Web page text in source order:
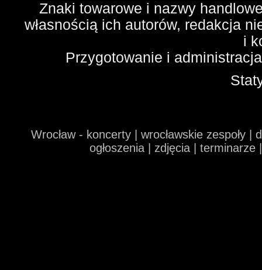
Znaki towarowe i nazwy
własnością ich autorów, redakcja
i
Przygotowanie i
Wrocław - koncerty | wrocławskie zespoły
ogłoszenia | zdjęcia |